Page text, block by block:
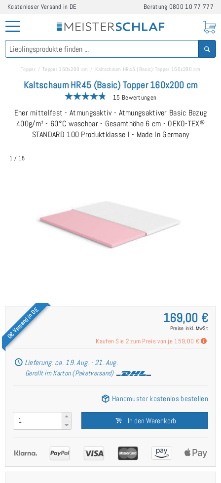
Kostenloser Versand in DE Beratung 0800 10 77 777
Topper Topper 160x200 cm Kaltschaum HR45 (Basic) Topper 160x200 cm
Kaltschaum HR45 (Basic) Topper 160x200 cm
15 Bewertungen
Eher mittelfest - Atmungsaktiv - Atmungsaktiver Basic Bezug
400g/m² - 60°C waschbar - Gesamthöhe 6 cm - OEKO-TEX®
STANDARD 100 Produktklasse I - Made In Germany
1 / 15
0€ Versand in DE 169,00 €
Preise inkl. MwSt
Kaufen Sie 2 zum Preis von je 159,00 €
Lieferung: ca. 19. Aug. - 21. Aug.
Gerollt im Karton (Paketversand)
Handmuster kostenlos bestellen
In den Warenkorb